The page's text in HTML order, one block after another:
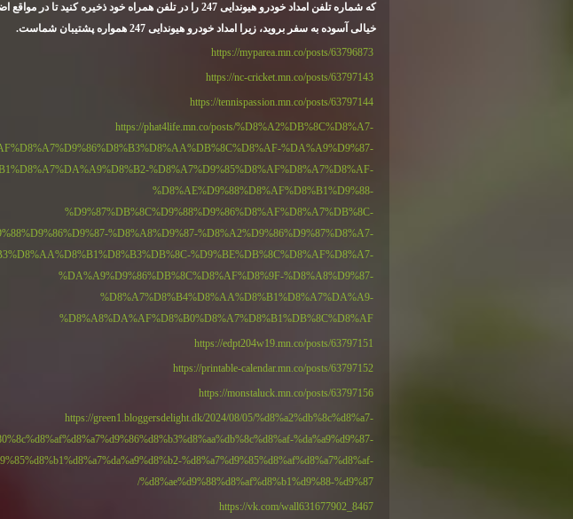
که شماره تلفن امداد خودرو هیوندایی 247 را در تلفن همراه خود ذخیره کنید تا در مواقع اضطراری به سرعت بتوانید با آن‌ها تماس بگیرید.
خیالی آسوده به سفر بروید، زیرا امداد خودرو هیوندایی 247 همواره پشتیبان شماست.
https://myparea.mn.co/posts/63796873
https://nc-cricket.mn.co/posts/63797143
https://tennispassion.mn.co/posts/63797144
https://phat4life.mn.co/posts/%D8%A2%DB%8C%D8%A7-
%DA%A9%D9%87-
%D8%A7%D9%85%D8%AF%D8%A7%D8%AF-
%D8%AE%D9%88%D8%AF%D8%B1%D9%88-
%D9%87%DB%8C%D9%88%D9%86%D8%AF%D8%A7%DB%8C-
%D8%A8%D9%87-%D8%A2%D9%86%D9%87%D8%A7-
%D9%BE%DB%8C%D8%AF%D8%A7-
%DA%A9%D9%86%DB%8C%D8%AF%D8%9F-%D8%A8%D9%87-
%D8%A7%D8%B4%D8%AA%D8%B1%D8%A7%DA%A9-
%D8%A8%DA%AF%D8%B0%D8%A7%D8%B1%DB%8C%D8%AF
https://edpt204w19.mn.co/posts/63797151
https://printable-calendar.mn.co/posts/63797152
https://monstaluck.mn.co/posts/63797156
https://green1.bloggersdelight.dk/2024/08/05/%d8%a2%db%8c%d8%a7-
%da%a9%d9%87-
%d8%a7%d9%85%d8%af%d8%a7%d8%af-
%d8%ae%d9%88%d8%af%d8%b1%d9%88-%d9%87/
https://vk.com/wall631677902_8467